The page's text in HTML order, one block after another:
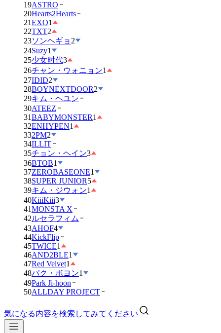
19ASTRO
20Hearts2Hearts
21EXO1
22TXT2
23ソンヘギョ 2
24Suzy1
25少女时代3
26チャン・ウォニョン1
27IDID2
28BOYNEXTDOOR2
29キム・ヘユン
30ATEEZ
31BABYMONSTER1
32ENHYPEN1
332PM2
34ILLIT
35チョン・ヘイン3
36BTOB1
37ZEROBASEONE1
38SUPER JUNIOR5
39キム・ジウォン1
40KiiiKiii3
41MONSTA X
42ルセラフィム
43AHOF4
44KickFlip
45TWICE1
46AND2BLE1
47Red Velvet1
48パク・ボヨン1
49Park Ji-hoon
50ALLDAY PROJECT
気になる内容を検索してみてください